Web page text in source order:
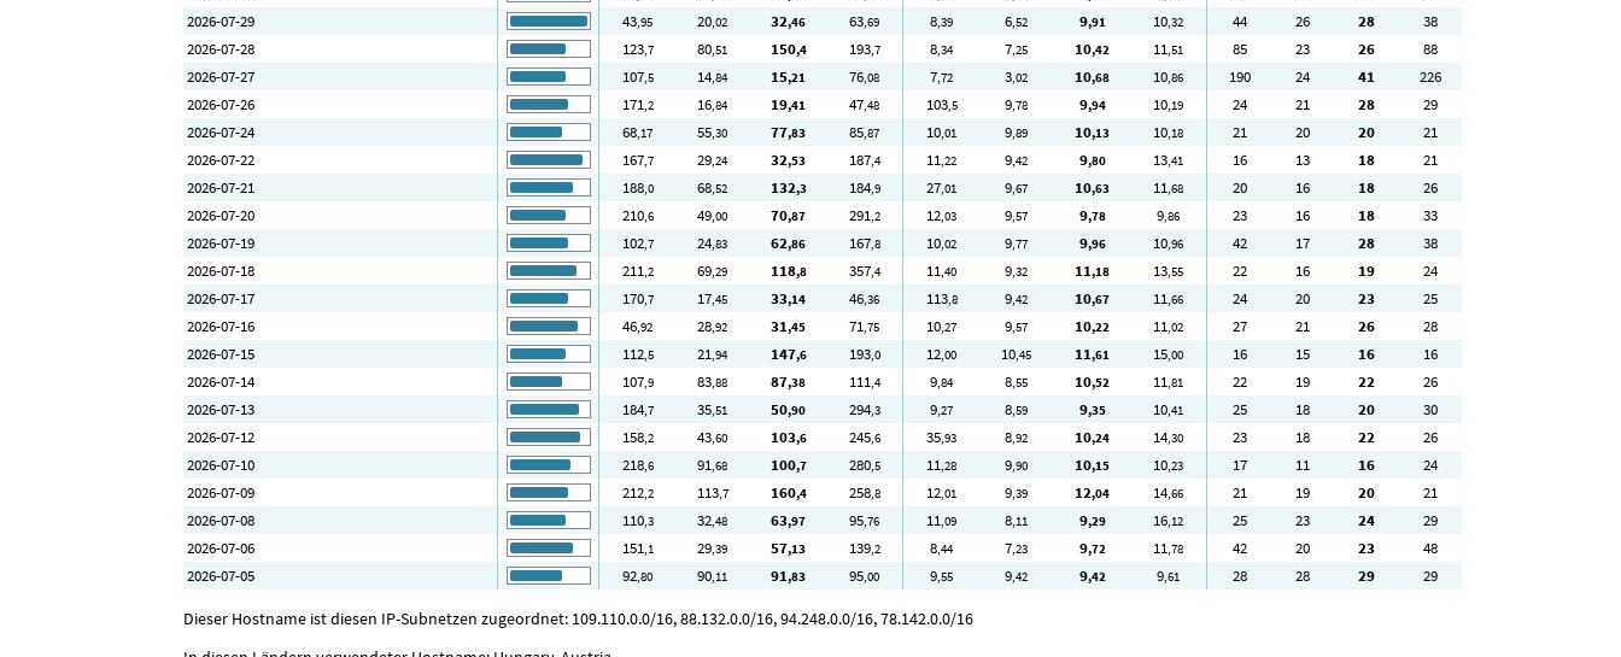
2026-07-29
43,95 20,02 32,46 63,69 8,39 6,52 9,91 10,32 44 26 28
38
2026-07-28
123,7 80,51 150,4 193,7 8,34 7,25 10,42 11,51 85 23 26
88
2026-07-27
107,5 14,84 15,21 76,08 7,72 3,02 10,68 10,86 190 24 41
226
2026-07-26
171,2 16,84 19,41 47,48 103,5 9,78 9,94 10,19 24 21 28
29
2026-07-24
68,17 55,30 77,83 85,87 10,01 9,89 10,13 10,18 21 20 20
21
2026-07-22
167,7 29,24 32,53 187,4 11,22 9,42 9,80 13,41 16 13 18
21
2026-07-21
188,0 68,52 132,3 184,9 27,01 9,67 10,63 11,68 20 16 18
26
2026-07-20
210,6 49,00 70,87 291,2 12,03 9,57 9,78 9,86 23 16 18
33
2026-07-19
102,7 24,83 62,86 167,8 10,02 9,77 9,96 10,96 42 17 28
38
2026-07-18
211,2 69,29 118,8 357,4 11,40 9,32 11,18 13,55 22 16 19
24
2026-07-17
170,7 17,45 33,14 46,36 113,8 9,42 10,67 11,66 24 20 23
25
2026-07-16
46,92 28,92 31,45 71,75 10,27 9,57 10,22 11,02 27 21 26
28
2026-07-15
112,5 21,94 147,6 193,0 12,00 10,45 11,61 15,00 16 15 16
16
2026-07-14
107,9 83,88 87,38 111,4 9,84 8,55 10,52 11,81 22 19 22
26
2026-07-13
184,7 35,51 50,90 294,3 9,27 8,59 9,35 10,41 25 18 20
30
2026-07-12
158,2 43,60 103,6 245,6 35,93 8,92 10,24 14,30 23 18 22
26
2026-07-10
218,6 91,68 100,7 280,5 11,28 9,90 10,15 10,23 17 11 16
24
2026-07-09
212,2 113,7 160,4 258,8 12,01 9,39 12,04 14,66 21 19 20
21
2026-07-08
110,3 32,48 63,97 95,76 11,09 8,11 9,29 16,12 25 23 24
29
2026-07-06
151,1 29,39 57,13 139,2 8,44 7,23 9,72 11,78 42 20 23
48
2026-07-05
92,80 90,11 91,83 95,00 9,55 9,42 9,42 9,61 28 28 29 29
Dieser Hostname ist diesen IP-Subnetzen zugeordnet: 109.110.0.0/16, 88.132.0.0/16, 94.248.0.0/16, 78.142.0.0/16